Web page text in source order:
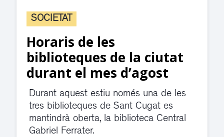
SOCIETAT
Horaris de les
biblioteques de la ciutat
durant el mes d’agost
Durant aquest estiu només una de les
tres biblioteques de Sant Cugat es
mantindrà oberta, la biblioteca Central
Gabriel Ferrater.